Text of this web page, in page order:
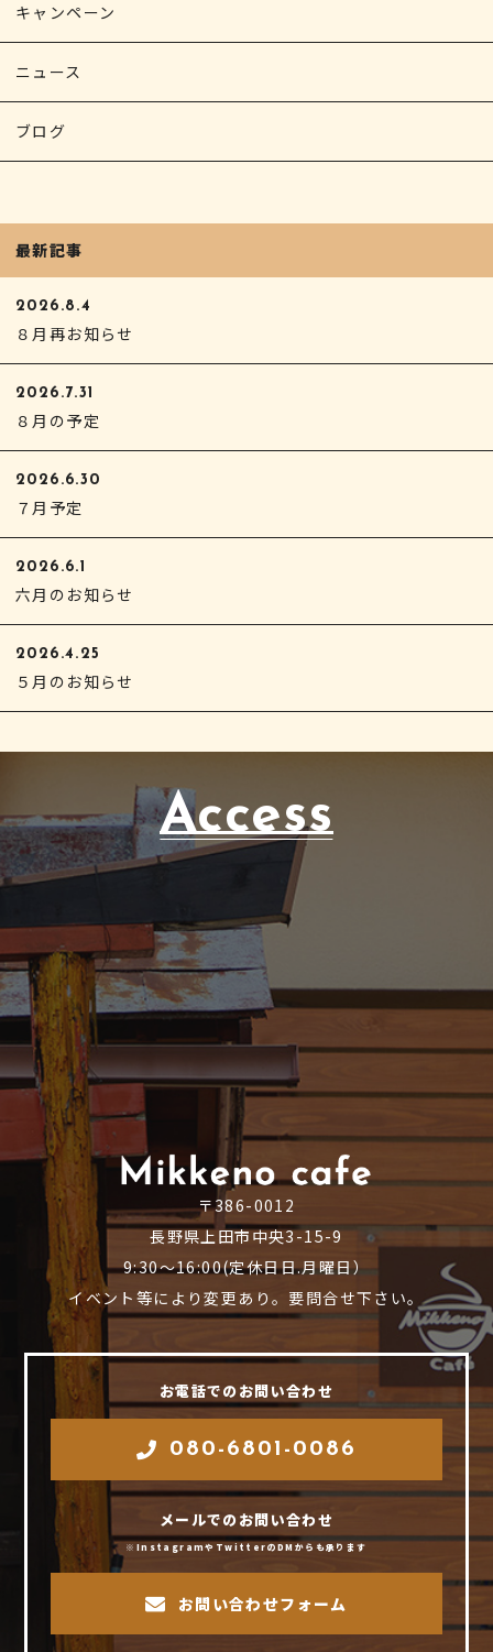
キャンペーン
ニュース
ブログ
最新記事
2026.8.4
８月再お知らせ
2026.7.31
８月の予定
2026.6.30
７月予定
2026.6.1
六月のお知らせ
2026.4.25
５月のお知らせ
Access
〒386-0012
長野県上田市中央3-15-9
9:30～16:00(定休日日.月曜日）
イベント等により変更あり。要問合せ下さい。
お電話でのお問い合わせ
080-6801-0086
メールでのお問い合わせ
※InstagramやTwitterのDMからも承ります
お問い合わせフォーム